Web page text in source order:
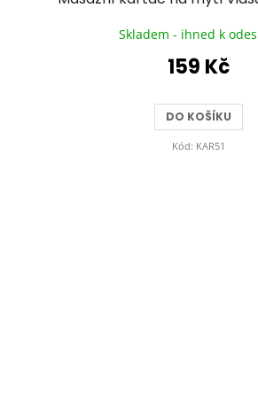
Skladem - ihned k
159 Kč
DO KOŠÍKU
Kód: KAR51